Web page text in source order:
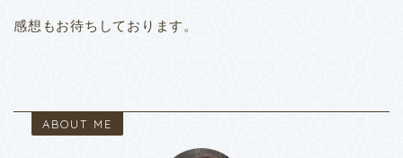
感想もお待ちしております。
ABOUT ME